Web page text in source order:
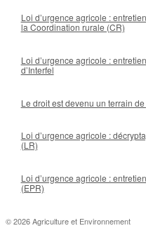
Loi d’urgence agricole :
la Coordination rurale (CR)
Loi d’urgence agricole :
d’Interfel
Le droit est devenu un terrain
Loi d’urgence agricole :
(LR)
Loi d’urgence agricole :
(EPR)
© 2026 Agriculture et Environnement